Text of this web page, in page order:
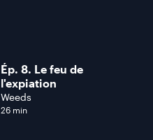
Ép. 8. Le feu de
l'expiation
Weeds
26 min